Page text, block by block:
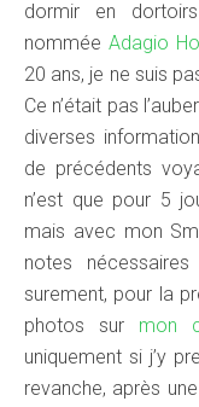
dormir en
nommée Adagio
20 ans, je ne suis
Ce n’était pas
diverses
de précédents
n’est que pour 5
mais avec mon
notes
surement, pour la
photos sur mon
uniquement si j’y
revanche, après